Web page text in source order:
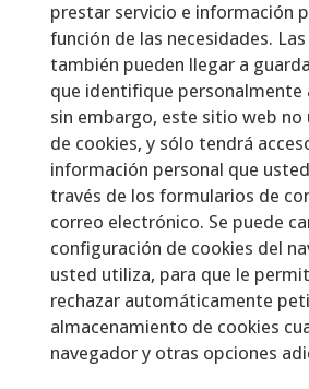
prestar servicio e información
función de las necesidades.
también pueden llegar a
que identifique personalmente
sin embargo, este sitio web
de cookies, y sólo tendrá
información personal que
través de los formularios de
correo electrónico. Se puede
configuración de cookies del
usted utiliza, para que le
rechazar automáticamente
almacenamiento de cookies
navegador y otras opciones